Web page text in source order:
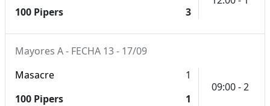
100 Pipers
3
Mayores A - FECHA 13 - 17/09
Masacre
1
100 Pipers
1
09:00 - 2